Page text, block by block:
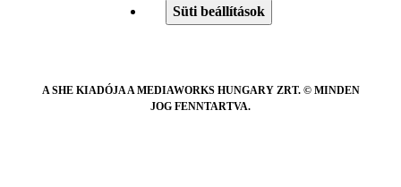
Süti beállítások
A SHE KIADÓJA A MEDIAWORKS HUNGARY ZRT. © MINDEN
JOG FENNTARTVA.